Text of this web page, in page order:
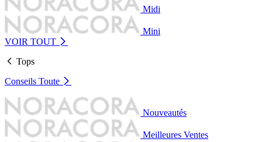
Midi
Mini
VOIR TOUT
Tops
Conseils Toute
Nouveautés
Meilleures Ventes